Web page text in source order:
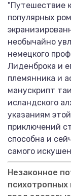
"Путешествие
популярных
необычайно
немецкого
Лиденброка и
племянника и
манускрипт
исландского
указаниям
приключений
способна и
самого
Незаконное
психотропных